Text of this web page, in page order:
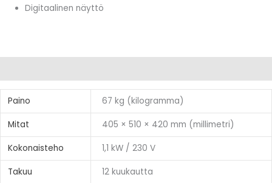
Digitaalinen näyttö
Paino 67 kg (kilogramma)
Mitat 405 × 510 × 420 mm (millimetri)
Kokonaisteho 1,1 kW / 230 V
Takuu 12 kuukautta